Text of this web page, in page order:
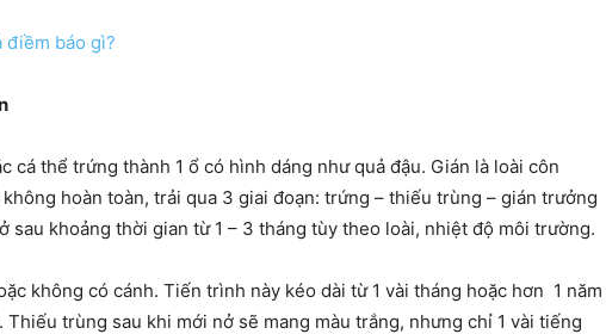
điềm báo gì?
cá thể trứng thành 1 ổ có hình dáng như quả đậu. Gián là loài côn
hoàn toàn, trải qua 3 giai đoạn: trứng – thiếu trùng – gián trưởng
sau khoảng thời gian từ 1 – 3 tháng tùy theo loài, nhiệt độ môi trường.
không có cánh. Tiến trình này kéo dài từ 1 vài tháng hoặc hơn 1 năm
trùng sau khi mới nở sẽ mang màu trắng, nhưng chỉ 1 vài tiếng